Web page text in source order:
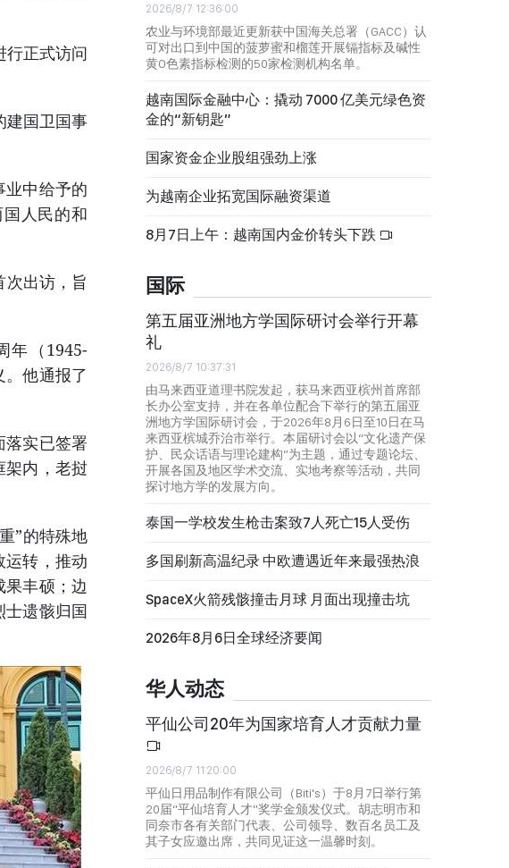
行正式访问
建国卫国事
中给予的
人民的和
次出访，旨
年（1945-
他通报了
实已签署
架内，老挝
”的特殊地
转，推动
丰硕；边
遗骸归国
2026/8/7 12:36:00
农业与环境部最近更新获中国海关总署（GACC）认
可对出口到中国的菠萝蜜和榴莲开展镉指标及碱性
黄O色素指标检测的50家检测机构名单。
越南国际金融中心：撬动 7000 亿美元绿色资
金的“新钥匙”
国家资金企业股组强劲上涨
为越南企业拓宽国际融资渠道
8月7日上午：越南国内金价转头下跌
国际
第五届亚洲地方学国际研讨会举行开幕
礼
2026/8/7 10:37:31
由马来西亚道理书院发起，获马来西亚槟州首席部
长办公室支持，并在各单位配合下举行的第五届亚
洲地方学国际研讨会，于2026年8月6日至10日在马
来西亚槟城乔治市举行。本届研讨会以“文化遗产保
护、民众话语与理论建构”为主题，通过专题论坛、
开展各国及地区学术交流、实地考察等活动，共同
探讨地方学的发展方向。
泰国一学校发生枪击案致7人死亡15人受伤
多国刷新高温纪录 中欧遭遇近年来最强热浪
SpaceX火箭残骸撞击月球 月面出现撞击坑
2026年8月6日全球经济要闻
华人动态
平仙公司20年为国家培育人才贡献力量
2026/8/7 11:20:00
平仙日用品制作有限公司（Biti's）于8月7日举行第
20届“平仙培育人才”奖学金颁发仪式。胡志明市和
同奈市各有关部门代表、公司领导、数百名员工及
其子女应邀出席，共同见证这一温馨时刻。